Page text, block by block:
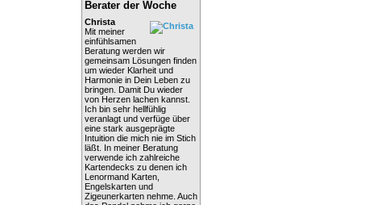
Berater der Woche
Christa
Mit meiner
einfühlsamen
Beratung werden wir
gemeinsam Lösungen finden
um wieder Klarheit und
Harmonie in Dein Leben zu
bringen. Damit Du wieder
von Herzen lachen kannst.
Ich bin sehr hellfühlig
veranlagt und verfüge über
eine stark ausgeprägte
Intuition die mich nie im Stich
läßt. In meiner Beratung
verwende ich zahlreiche
Kartendecks zu denen ich
Lenormand Karten,
Engelskarten und
Zigeunerkarten nehme. Auch